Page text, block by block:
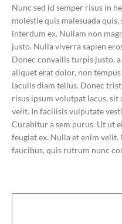
Nunc sed id semper risus in
molestie quis malesuada
interdum ex. Nullam non
justo. Nulla viverra sapien
Donec convallis turpis justo,
aliquet erat dolor, non
iaculis diam tellus. Donec
risus ipsum volutpat lacus,
velit. In facilisis vulputate
Curabitur a sem purus. Ut ut
feugiat ex. Nulla et enim velit.
faucibus, quis rutrum nunc